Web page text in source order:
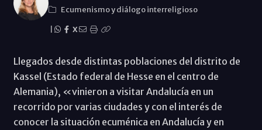
Ecumenismo y diálogo interreligioso
X
Llegados desde distintas poblaciones del distrito de
Kassel (Estado federal de Hesse en el centro de
Alemania), «vinieron a visitar Andalucía en un
recorrido por varias ciudades y con el interés de
conocer la situación ecuménica en Andalucía y en